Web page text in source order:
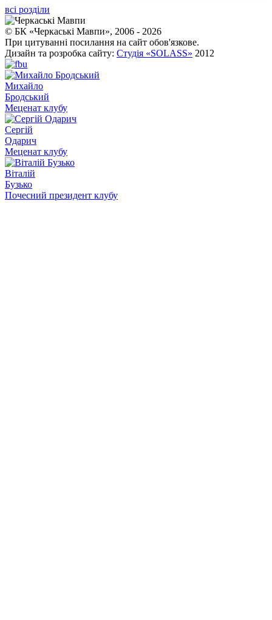
всі розділи
© БК «Черкаські Мавпи», 2006 - 2026
При цитуванні посилання на сайт обов'язкове.
Дизайн та розробка сайту: Студія «SOLASS» 2012
Михайло
Бродський
Меценат клубу
Сергій
Одарич
Меценат клубу
Віталій
Бузько
Почесний президент клубу